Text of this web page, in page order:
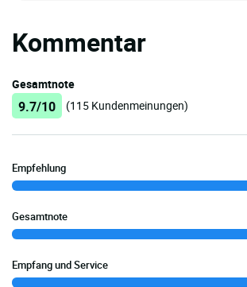
Kommentar
Gesamtnote
9.7/10 (115 Kundenmeinungen)
Empfehlung
Gesamtnote
Empfang und Service